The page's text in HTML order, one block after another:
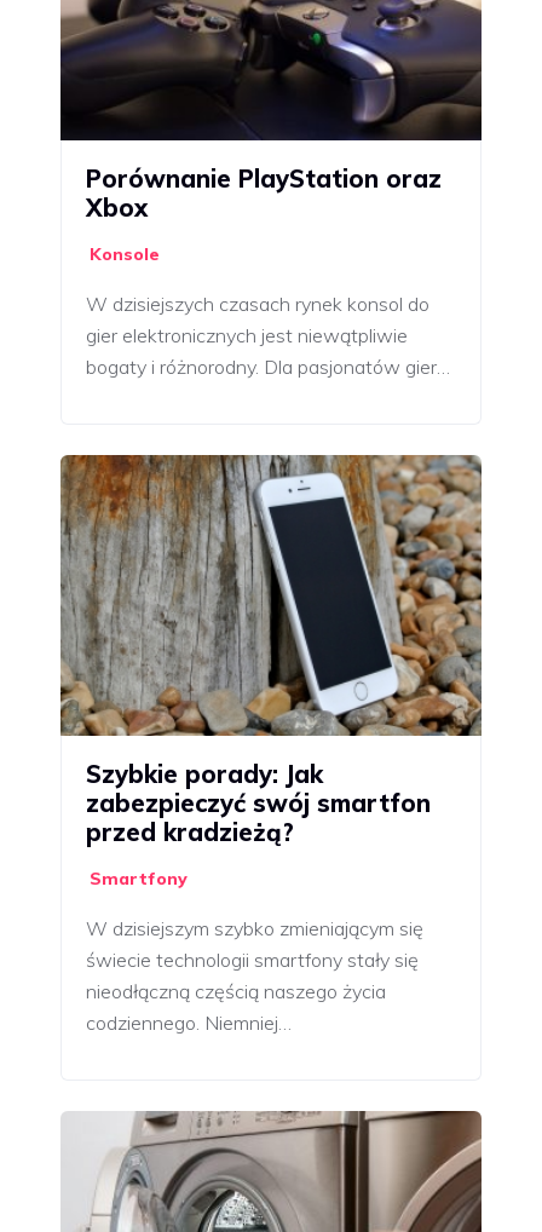
Porównanie PlayStation oraz
Xbox
Konsole
W dzisiejszych czasach rynek konsol do
gier elektronicznych jest niewątpliwie
bogaty i różnorodny. Dla pasjonatów gier…
Szybkie porady: Jak
zabezpieczyć swój smartfon
przed kradzieżą?
Smartfony
W dzisiejszym szybko zmieniającym się
świecie technologii smartfony stały się
nieodłączną częścią naszego życia
codziennego. Niemniej…